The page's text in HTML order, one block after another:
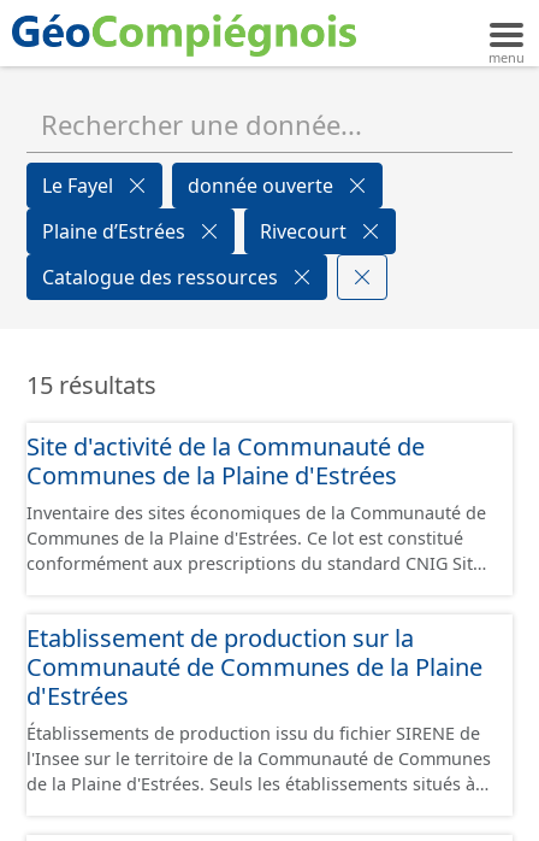
Le Fayel
donnée ouverte
Plaine d’Estrées
Rivecourt
Catalogue des ressources
15 résultats
Site d'activité de la Communauté de
Communes de la Plaine d'Estrées
Inventaire des sites économiques de la Communauté de
Communes de la Plaine d'Estrées. Ce lot est constitué
conformément aux prescriptions du standard CNIG Sites
Etablissement de production sur la
Communauté de Communes de la Plaine
d'Estrées
Établissements de production issu du fichier SIRENE de
l'Insee sur le territoire de la Communauté de Communes
de la Plaine d'Estrées. Seuls les établissements situés à